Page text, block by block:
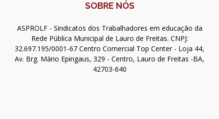
SOBRE NÓS
ASPROLF - Sindicatos dos Trabalhadores em educação da
Rede Pública Municipal de Lauro de Freitas. CNPJ:
32.697.195/0001-67 Centro Comercial Top Center - Loja 44,
Av. Brg. Mário Epingaus, 329 - Centro, Lauro de Freitas -BA,
42703-640